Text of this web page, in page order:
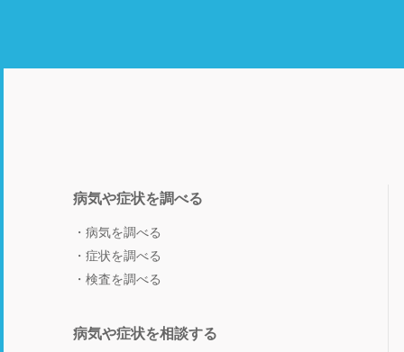
病気や症状を調べる
病気を調べる
症状を調べる
検査を調べる
病気や症状を相談する